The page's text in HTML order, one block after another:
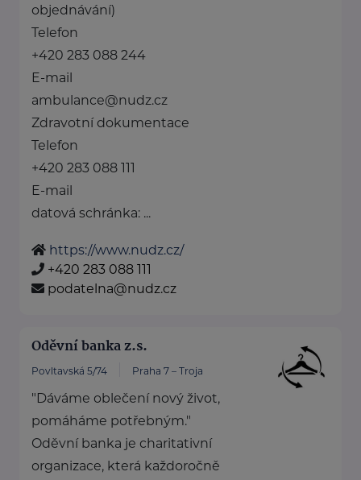
objednávání)
Telefon
+420 283 088 244
E-mail
ambulance@nudz.cz
Zdravotní dokumentace
Telefon
+420 283 088 111
E-mail
datová schránka: ...
https://www.nudz.cz/
+420 283 088 111
podatelna@nudz.cz
Oděvní banka z.s.
Povltavská 5/74 Praha 7 – Troja
"Dáváme oblečení nový život,
pomáháme potřebným."
Oděvní banka je charitativní
organizace, která každoročně